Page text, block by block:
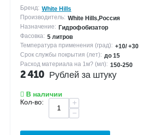
Бренд: White Hills
Производитель: White Hills,Россия
Назначение: Гидрофобизатор
Фасовка: 5 литров
Температура применения (град): +10/ +30
Срок службы покрытия (лет): до 15
Расход материала на 1м? (мл): 150-250
2 410 Рублей за штуку
В наличии
Кол-во:
+
−